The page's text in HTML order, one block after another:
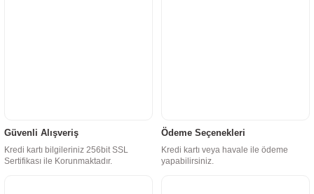
Güvenli Alışveriş
Kredi kartı bilgileriniz 256bit SSL
Sertifikası ile Korunmaktadır.
Ödeme Seçenekleri
Kredi kartı veya havale ile ödeme
yapabilirsiniz.